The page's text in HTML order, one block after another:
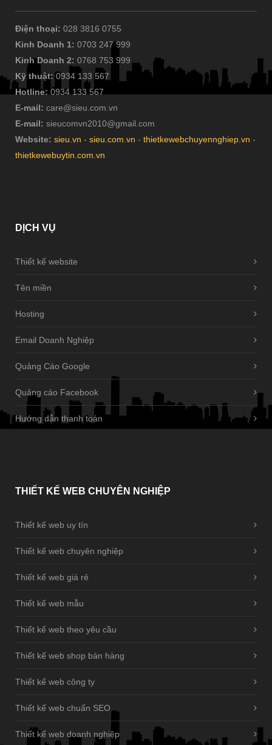
Điện thoại: 028 3816 0755
Kinh Doanh 1: 0703 247 999
Kinh Doanh 2: 0768 753 999
Kỹ thuật: 0934 133 567
Hotline: 0934 133 567
E-mail: care@sieu.com.vn
E-mail: sieucomvn2010@gmail.com
Website: sieu.vn - sieu.com.vn - thietkewebchuyennghiep.vn -
thietkewebuytin.com.vn
DỊCH VỤ
Thiết kế website
Tên miền
Hosting
Email Doanh Nghiệp
Quảng Cáo Google
Quảng cáo Facebook
Hướng dẫn thanh toán
THIẾT KẾ WEB CHUYÊN NGHIỆP
Thiết kế web uy tín
Thiết kế web chuyên nghiệp
Thiết kế web giá rẻ
Thiết kế web mẫu
Thiết kế web theo yêu cầu
Thiết kế web shop bán hàng
Thiết kế web công ty
Thiết kế web chuẩn SEO
Thiết kế web doanh nghiệp